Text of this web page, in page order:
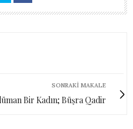
SONRAKI MAKALE
Bir Kadın; Büşra Qadir